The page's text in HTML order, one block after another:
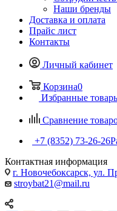
Наши бренды
Доставка и оплата
Прайс лист
Контакты
Личный кабинет
Корзина0
Избранные
Сравнение
+7 (8352) 73-26-26
Контактная информация
г. Новочебоксарск, ул.
stroybat21@mail.ru